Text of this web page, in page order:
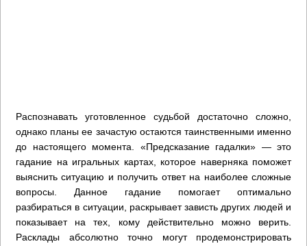
Распознавать уготовленное судьбой достаточно сложно,
однако планы ее зачастую остаются таинственными именно
до настоящего момента. «Предсказание гадалки» — это
гадание на игральных картах, которое наверняка поможет
выяснить ситуацию и получить ответ на наиболее сложные
вопросы. Данное гадание помогает оптимально
разбираться в ситуации, раскрывает зависть других людей и
показывает на тех, кому действительно можно верить.
Расклады абсолютно точно могут продемонстрировать